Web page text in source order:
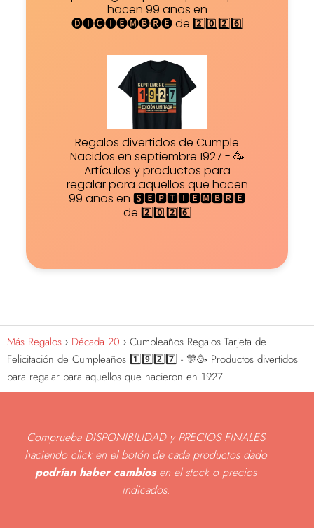
hacen 99 años en
🅓🅘🅒🅘🅔🅜🅑🅡🅔 de 2️⃣0️⃣2️⃣6️⃣
Regalos divertidos de Cumple
Nacidos en septiembre 1927 - 🥳
Artículos y productos para
regalar para aquellos que hacen
99 años en 🆂🅴🅿🆃🅸🅴🅼🅱🆁🅴
de 2️⃣0️⃣2️⃣6️⃣
Más Regalos Década 20
Cumpleaños Regalos Tarjeta de
Felicitación de Cumpleaños 1️⃣9️⃣2️⃣7️⃣ - 🎊🥳 Productos divertidos
para regalar para aquellos que nacieron en 1927
Comprueba DISPONIBILIDAD y PRECIOS FINALES
haciendo click en el botón de cada productos dado
podrían haber cambiosen el stock o precios
indicados.